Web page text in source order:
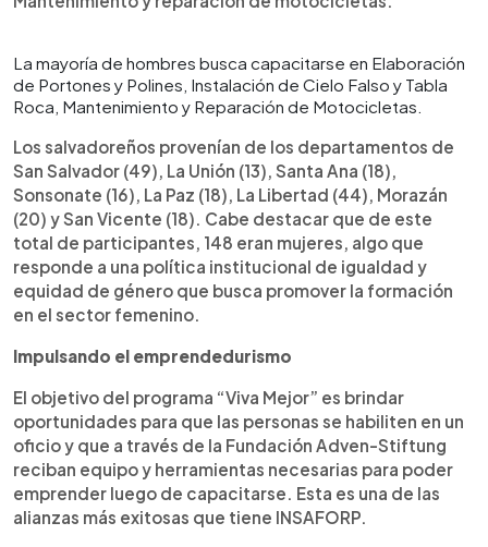
La mayoría de hombres busca capacitarse en Elaboración
de Portones y Polines, Instalación de Cielo Falso y Tabla
Roca, Mantenimiento y Reparación de Motocicletas.
Los salvadoreños provenían de los departamentos de
San Salvador (49), La Unión (13), Santa Ana (18),
Sonsonate (16), La Paz (18), La Libertad (44), Morazán
(20) y San Vicente (18). Cabe destacar que de este
total de participantes, 148 eran mujeres, algo que
responde a una política institucional de igualdad y
equidad de género que busca promover la formación
en el sector femenino.
Impulsando el emprendedurismo
El objetivo del programa “Viva Mejor” es brindar
oportunidades para que las personas se habiliten en un
oficio y que a través de la Fundación Adven-Stiftung
reciban equipo y herramientas necesarias para poder
emprender luego de capacitarse. Esta es una de las
alianzas más exitosas que tiene INSAFORP.